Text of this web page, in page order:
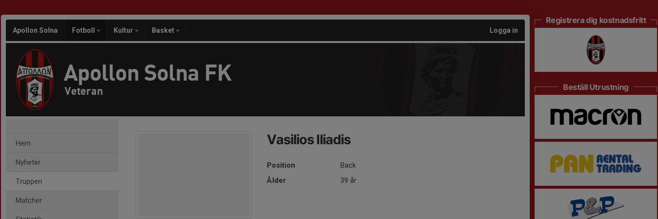
Apollon Solna Fotboll Kultur Basket Logga in
Apollon Solna FK
Veteran
Hem
Nyheter
Truppen
Matcher
Vasilios Iliadis
Position
Back
Ålder
39 år
Registrera dig kostnadsfritt
Beställ Utrustning